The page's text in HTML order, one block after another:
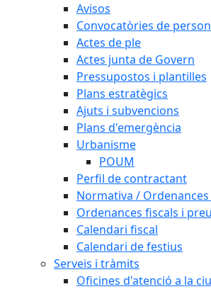
Avisos
Convocatòries de
Actes de ple
Actes junta de Govern
Pressupostos i plantilles
Plans estratègics
Ajuts i subvencions
Plans d'emergència
Urbanisme
POUM
Perfil de contractant
Normativa /
Ordenances fiscals i
Calendari fiscal
Calendari de festius
Serveis i tràmits
Oficines d'atenció a la